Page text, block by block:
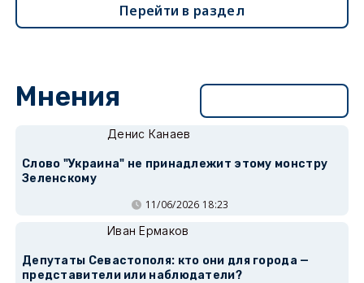
Перейти в раздел
Мнения
Денис Канаев
Слово "Украина" не принадлежит этому монстру
Зеленскому
11/06/2026 18:23
Иван Ермаков
Депутаты Севастополя: кто они для города —
представители или наблюдатели?